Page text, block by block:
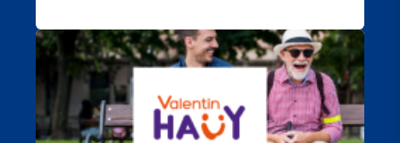
Visuel
principal